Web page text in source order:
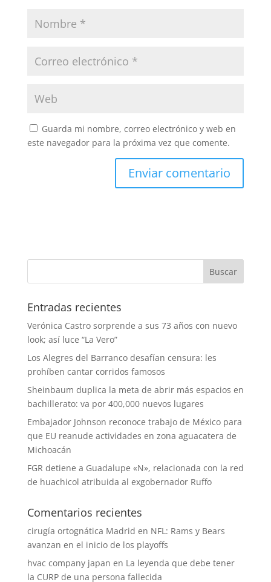
Guarda mi nombre, correo electrónico y web en
este navegador para la próxima vez que comente.
Entradas recientes
Verónica Castro sorprende a sus 73 años con nuevo
look; así luce “La Vero”
Los Alegres del Barranco desafían censura: les
prohíben cantar corridos famosos
Sheinbaum duplica la meta de abrir más espacios en
bachillerato: va por 400,000 nuevos lugares
Embajador Johnson reconoce trabajo de México para
que EU reanude actividades en zona aguacatera de
Michoacán
FGR detiene a Guadalupe «N», relacionada con la red
de huachicol atribuida al exgobernador Ruffo
Comentarios recientes
cirugía ortognática Madrid en NFL: Rams y Bears
avanzan en el inicio de los playoffs
hvac company japan en La leyenda que debe tener
la CURP de una persona fallecida